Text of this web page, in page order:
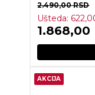
2.490,00RSD
Ušteda:
1.868,00
AKCIJA